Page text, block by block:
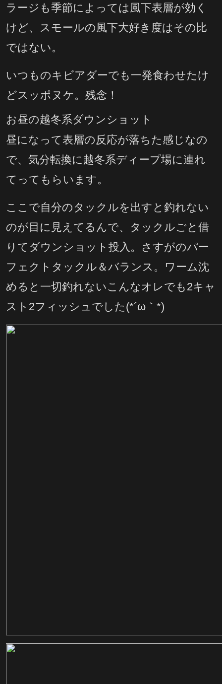
ラージも季節によっては風下表層が効く
けど、スモールの風下大好き度はその比
ではない。
いつものキビアダーでも一発食わせたけ
どスッポヌケ。残念！
お昼の越冬系ダウンショット
昼になって表層の反応が落ちた感じなの
で、気分転換に越冬系ディープ場に連れ
てってもらいます。
ここで自分のタックルを出すと釣れない
のが目に見えてるんで、タックルごと借
りてダウンショット投入。さすがのパー
フェクトタックル＆バランス。ワーム沈
めると一切釣れないこんなオレでも2キャ
スト2フィッシュでした(*´ω｀*)